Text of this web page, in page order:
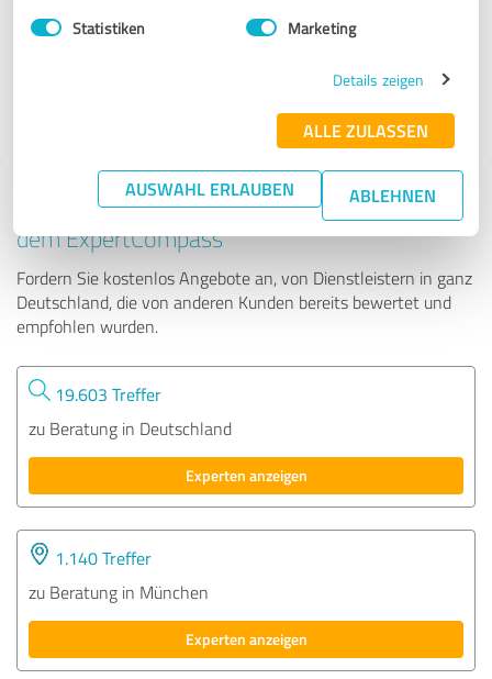
Statistiken Marketing
Details zeigen
ALLE ZULASSEN
AUSWAHL ERLAUBEN ABLEHNEN
Tipp: Die passenden Experten finden - mit
dem ExpertCompass
Fordern Sie kostenlos Angebote an, von Dienstleistern in ganz
Deutschland, die von anderen Kunden bereits bewertet und
empfohlen wurden.
19.603 Treffer
zu Beratung in Deutschland
Experten anzeigen
1.140 Treffer
zu Beratung in München
Experten anzeigen